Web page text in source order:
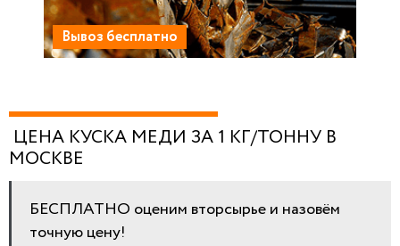
Вывоз бесплатно
ЦЕНА КУСКА МЕДИ ЗА 1 КГ/ТОННУ В
МОСКВЕ
БЕСПЛАТНО оценим вторсырье и назовём
точную цену!